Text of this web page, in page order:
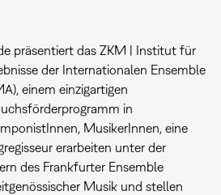
präsentiert das ZKM | Institut für
der Internationalen Ensemble
einem einzigartigen
in
MusikerInnen, eine
erarbeiten unter der
des Frankfurter Ensemble
Musik und stellen